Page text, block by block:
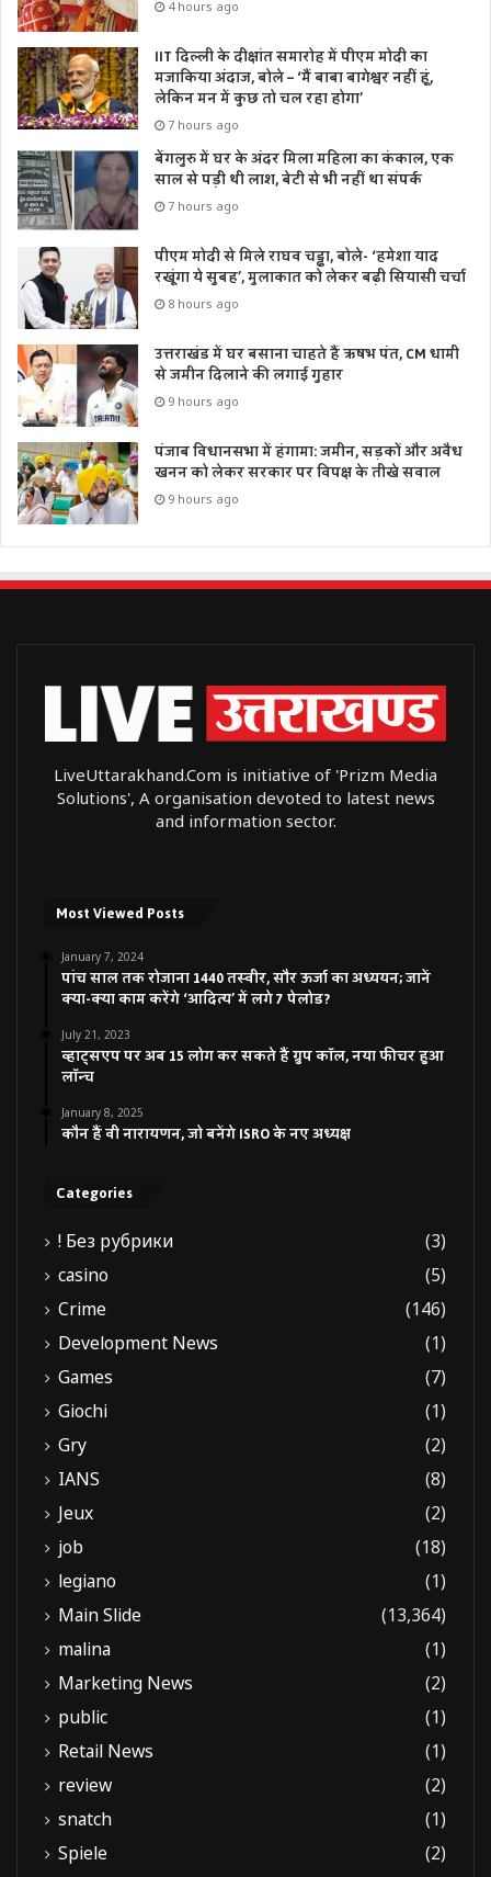
4 hours ago
IIT दिल्ली के दीक्षांत समारोह में पीएम मोदी का
मजाकिया अंदाज, बोले – ‘मैं बाबा बागेश्वर नहीं हूं,
लेकिन मन में कुछ तो चल रहा होगा’
7 hours ago
बेंगलुरु में घर के अंदर मिला महिला का कंकाल, एक
साल से पड़ी थी लाश, बेटी से भी नहीं था संपर्क
7 hours ago
पीएम मोदी से मिले राघव चड्ढा, बोले- ‘हमेशा याद
रखूंगा ये सुबह’, मुलाकात को लेकर बढ़ी सियासी चर्चा
8 hours ago
उत्तराखंड में घर बसाना चाहते हैं ऋषभ पंत, CM धामी
से जमीन दिलाने की लगाई गुहार
9 hours ago
पंजाब विधानसभा में हंगामा: जमीन, सड़कों और अवैध
खनन को लेकर सरकार पर विपक्ष के तीखे सवाल
9 hours ago
LiveUttarakhand.Com is initiative of 'Prizm Media
Solutions', A organisation devoted to latest news
and information sector.
Most Viewed Posts
January 7, 2024
पांच साल तक रोजाना 1440 तस्वीर, सौर ऊर्जा का अध्ययन; जानें
क्या-क्या काम करेंगे ‘आदित्य’ में लगे 7 पेलोड?
July 21, 2023
व्हाट्सएप पर अब 15 लोग कर सकते हैं ग्रुप कॉल, नया फीचर हुआ
लॉन्च
January 8, 2025
कौन हैं वी नारायणन, जो बनेंगे ISRO के नए अध्यक्ष
Categories
! Без рубрики
(3)
casino
(5)
Crime
(146)
Development News
(1)
Games
(7)
Giochi
(1)
Gry
(2)
IANS
(8)
Jeux
(2)
job
(18)
legiano
(1)
Main Slide
(13,364)
malina
(1)
Marketing News
(2)
public
(1)
Retail News
(1)
review
(2)
snatch
(1)
Spiele
(2)